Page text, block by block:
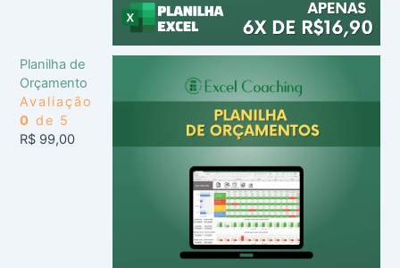
Planilha de
Orçamento
Avaliação
0 de 5
R$ 99,00